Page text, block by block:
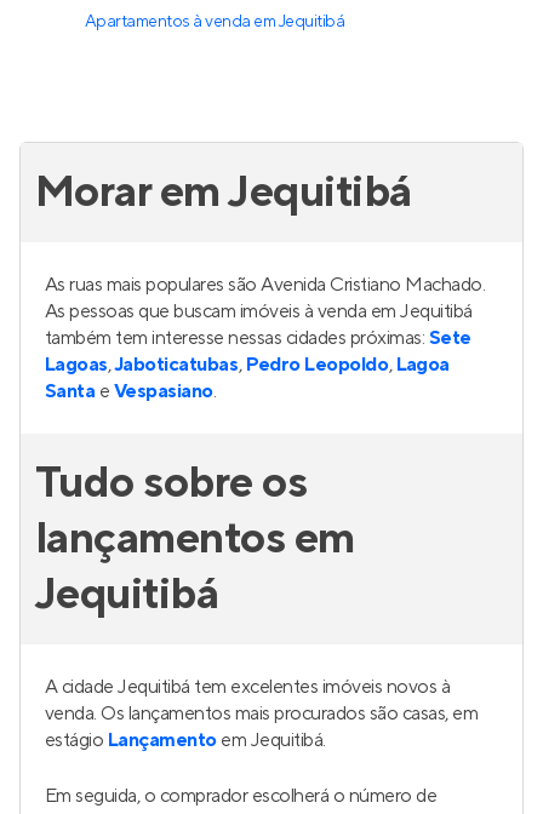
Apartamentos à venda emJequitibá
Morar em Jequitibá
As ruas mais populares são Avenida Cristiano Machado.
As pessoas que buscam imóveis à venda em Jequitibá
também tem interesse nessas cidades próximas: Sete
Lagoas,Jaboticatubas, Pedro Leopoldo, Lagoa
Santa e Vespasiano.
Tudo sobre os
lançamentos em
Jequitibá
A cidade Jequitibá tem excelentes imóveis novos à
venda. Os lançamentos mais procurados são casas, em
estágio Lançamento em Jequitibá.
Em seguida, o comprador escolherá o número de